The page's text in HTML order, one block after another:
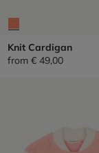
Knit Cardigan
from € 49,00